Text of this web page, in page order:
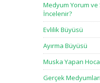
Medyum Yorum
İncelenir?
Evlilik Büyüsü
Ayırma Büyüsü
Muska Yapan
Gerçek